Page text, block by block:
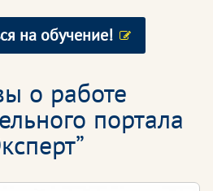
на обучение!
о работе
портала